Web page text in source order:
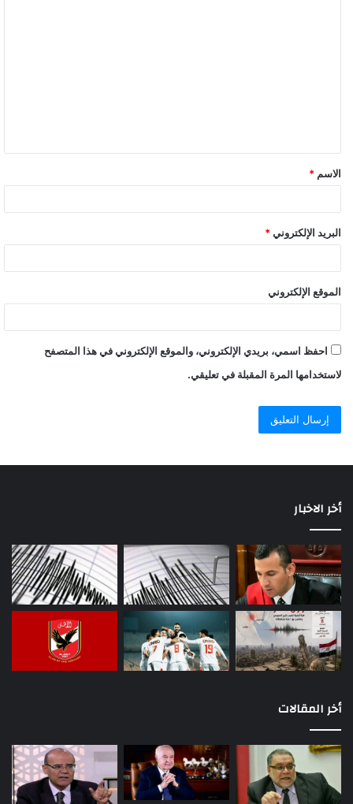
الاسم *
البريد الإلكتروني *
الموقع الإلكتروني
احفظ اسمي، بريدي الإلكتروني، والموقع الإلكتروني في هذا المتصفح
لاستخدامها المرة المقبلة في تعليقي.
أخر الاخبار
أخر المقالات